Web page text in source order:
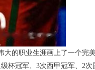
的职业生涯画上了一个完
杯冠军、3次西甲冠军、2